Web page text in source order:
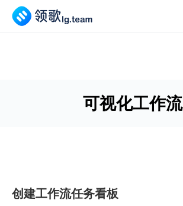
可视化工作流
创建工作流任务看板